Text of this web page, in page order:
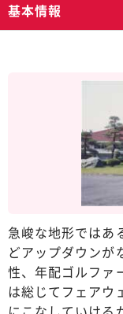
基本情報
急峻な地形ではあ
どアップダウンが
性、年配ゴルファ
は総じてフェアウ